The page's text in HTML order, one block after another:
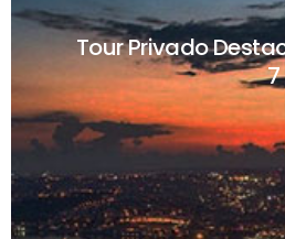
Tour Privado